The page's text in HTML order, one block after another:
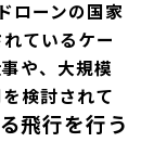
ドローンの国家
ているケー
や、大規模
検討されて
飛行を行う